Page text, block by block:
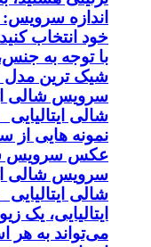
اندازه سرویس:
خود انتخاب
با توجه به
شیک ترین مدل
سرویس شالی
شالی
نمونه هایی از
عکس سرویس
سرویس شالی
شالی
ایتالیایی، یک
می‌تواند به هر